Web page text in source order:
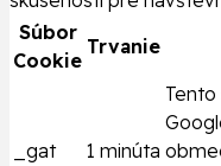
Súbor
Cookie
Trvanie
_gat 1 minúta
Tento